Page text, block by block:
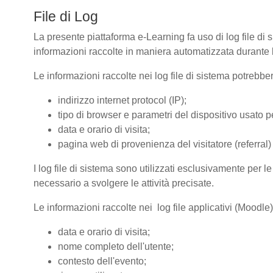
File di Log
La presente piattaforma e-Learning fa uso di log file
informazioni raccolte in maniera automatizzata
Le informazioni raccolte nei log file di sistema
indirizzo internet protocol (IP);
tipo di browser e parametri del dispositivo usato
data e orario di visita;
pagina web di provenienza del visitatore
I log file di sistema sono utilizzati esclusivamente per
necessario a svolgere le attività precisate.
Le informazioni raccolte nei log file applicativi
data e orario di visita;
nome completo dell'utente;
contesto dell'evento;